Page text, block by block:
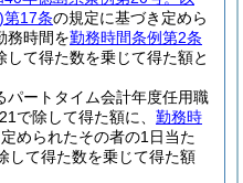
第17条の規定に基づき定めら
務時間を勤務時間条例第2条
して得た数を乗じて得た額と
パートタイム会計年度任用職
で除して得た額に、 勤務時
められたその者の1日当た
して得た数を乗じて得た額